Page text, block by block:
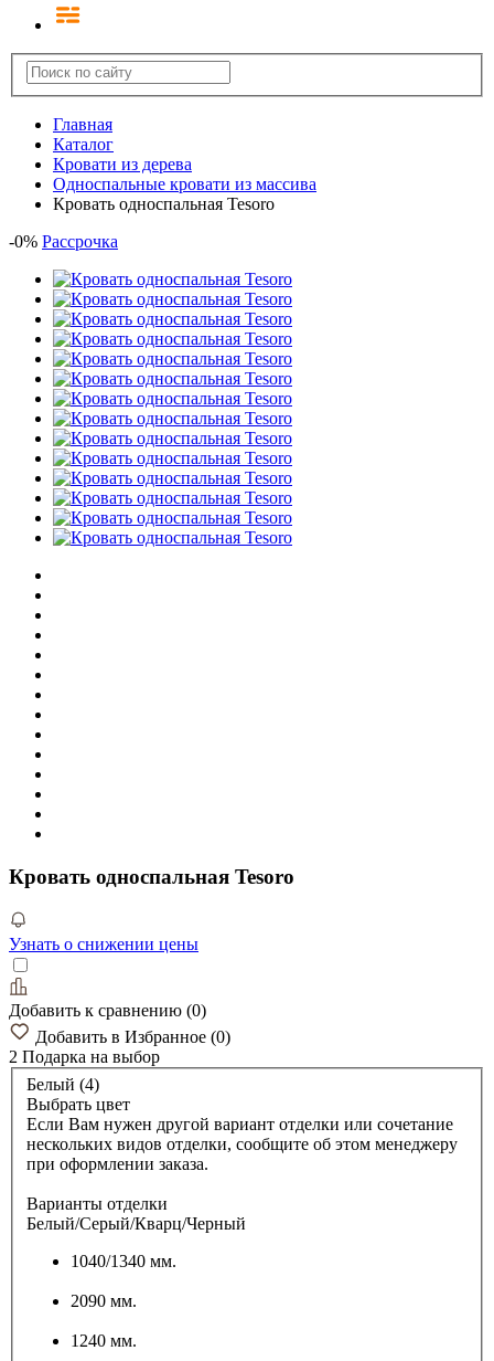
Главная
Каталог
Кровати из дерева
Односпальные кровати из массива
Кровать односпальная Tesoro
-0% Рассрочка
Кровать односпальная Tesoro
Узнать о снижении цены
Добавить к сравнению (0)
Добавить в Избранное (0)
2 Подарка на выбор
Белый (4)
Выбрать цвет
Если Вам нужен другой вариант отделки или сочетание
нескольких видов отделки, сообщите об этом менеджеру
при оформлении заказа.
Варианты отделки
Белый/Серый/Кварц/Черный
1040/1340 мм.
2090 мм.
1240 мм.